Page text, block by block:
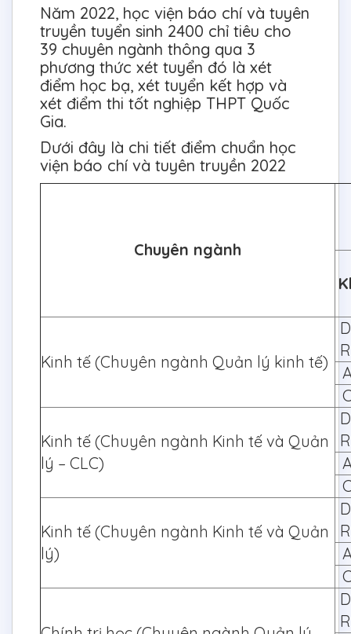
Năm 2022, học viện báo chí và tuyên
truyền tuyển sinh 2400 chỉ tiêu cho
39 chuyên ngành thông qua 3
phương thức xét tuyển đó là xét
điểm học bạ, xét tuyển kết hợp và
xét điểm thi tốt nghiệp THPT Quốc
Gia.
Dưới đây là chi tiết điểm chuẩn học
viện báo chí và tuyên truyền 2022
Chuyên ngành
Kinh tế (Chuyên ngành Quản lý kinh tế)
Kinh tế (Chuyên ngành Kinh tế và Quản
lý – CLC)
Kinh tế (Chuyên ngành Kinh tế và Quản
lý)